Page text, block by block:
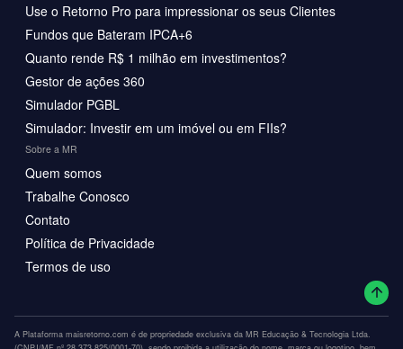
Use o Retorno Pro para impressionar os seus Clientes
Fundos que Bateram IPCA+6
Quanto rende R$ 1 milhão em investimentos?
Gestor de ações 360
Simulador PGBL
Simulador: Investir em um imóvel ou em FIIs?
Sobre a MR
Quem somos
Trabalhe Conosco
Contato
Política de Privacidade
Termos de uso
A Plataforma maisretorno.com é de propriedade exclusiva da MR Educação & Tecnologia Ltda.